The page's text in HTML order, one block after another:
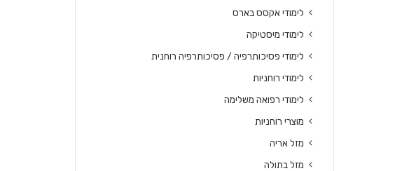
לימודי אקסס בארס
לימודי מיסטיקה
לימודי פסיכותרפיה / פסיכותרפיה רוחנית
לימודי רוחניות
לימודי רפואה משלימה
מוצרי רוחניות
מזל אריה
מזל בתולה